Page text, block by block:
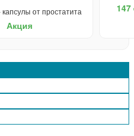
капсулы от простатита
Акция
для147